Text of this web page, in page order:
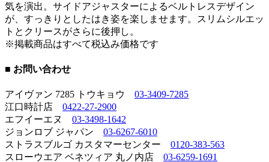
気を演出。サイドアジャスターによるベルトレスデザイン
が、すっきりとしたはき姿を楽しませます。スリムシルエッ
トとクリースがさらに後押し。
※掲載商品はすべて税込み価格です
■ お問い合わせ
アイヴァン 7285 トウキョウ 03-3409-7285
江口時計店 0422-27-2900
エフイーエヌ 03-3498-1642
ジョンロブ ジャパン 03-6267-6010
ストラスブルゴ カスタマーセンター 0120-383-563
スローウエア ベネツィア 丸ノ内店 03-6259-1691